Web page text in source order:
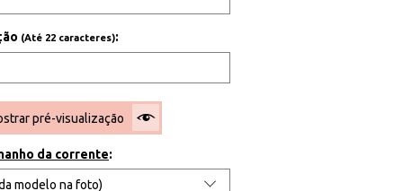
(Até 22 caracteres):
pré-visualização
da corrente: